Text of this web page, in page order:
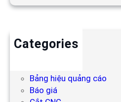
Categories
Bảng hiệu quảng cáo
Báo giá